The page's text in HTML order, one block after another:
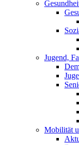
Jugend,
Mobilität